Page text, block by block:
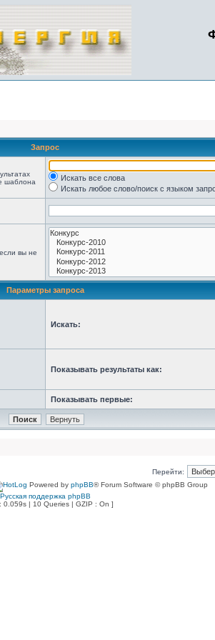
Запрос
шаблона
Искать все слова
Искать любое слово/поиск с языком
вы не
Параметры запроса
Искать:
Показывать результаты как:
Показывать первые:
Перейти:
Powered by phpBB® Forum Software © phpBB Group
Русская поддержка phpBB
0.059s | 10 Queries | GZIP : On ]